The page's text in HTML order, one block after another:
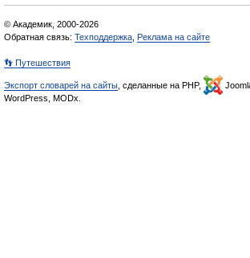
© Академик, 2000-2026
Обратная связь: Техподдержка Реклама на сайте
👣 Путешествия
Экспорт словарей на сайты , сделанные на PHP,
WordPress, MODx.